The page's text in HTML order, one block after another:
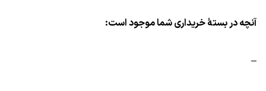
آنچه در بستۀ خریداری شما موجود است:
–